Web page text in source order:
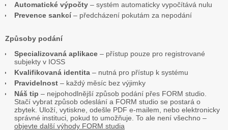
Automatické výpočty – systém automaticky vypočítává nulu
Prevence sankcí– předcházení pokutám za nepodání
Způsoby podání
Specializovaná aplikace – přístup pouze pro registrované
subjekty v IOSS
Kvalifikovaná identita – nutná pro přístup k systému
Pravidelnost – každý měsíc bez výjimky
Náš tip – nejpohodlnější způsob podání přes FORM studio.
Stačí vybrat způsob odeslání a FORM studio se postará o
zbytek. Uloží, vytiskne, odešle PDF e-mailem, nebo elektronicky
správné instituci, pokud to umožňuje. To ale není všechno –
objevte další výhody FORM studia